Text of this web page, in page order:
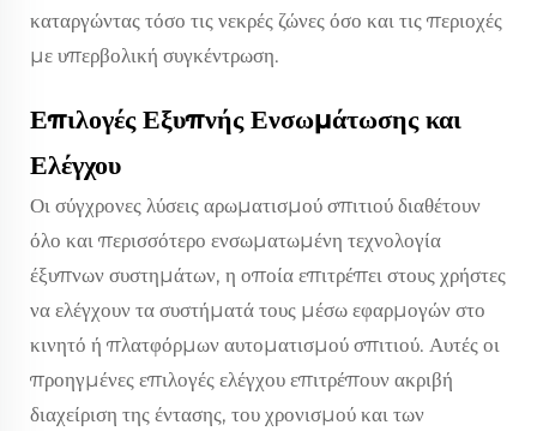
καταργώντας τόσο τις νεκρές ζώνες όσο και τις περιοχές
με υπερβολική συγκέντρωση.
Επιλογές Εξυπνής Ενσωμάτωσης και
Ελέγχου
Οι σύγχρονες λύσεις αρωματισμού σπιτιού διαθέτουν
όλο και περισσότερο ενσωματωμένη τεχνολογία
έξυπνων συστημάτων, η οποία επιτρέπει στους χρήστες
να ελέγχουν τα συστήματά τους μέσω εφαρμογών στο
κινητό ή πλατφόρμων αυτοματισμού σπιτιού. Αυτές οι
προηγμένες επιλογές ελέγχου επιτρέπουν ακριβή
διαχείριση της έντασης, του χρονισμού και των